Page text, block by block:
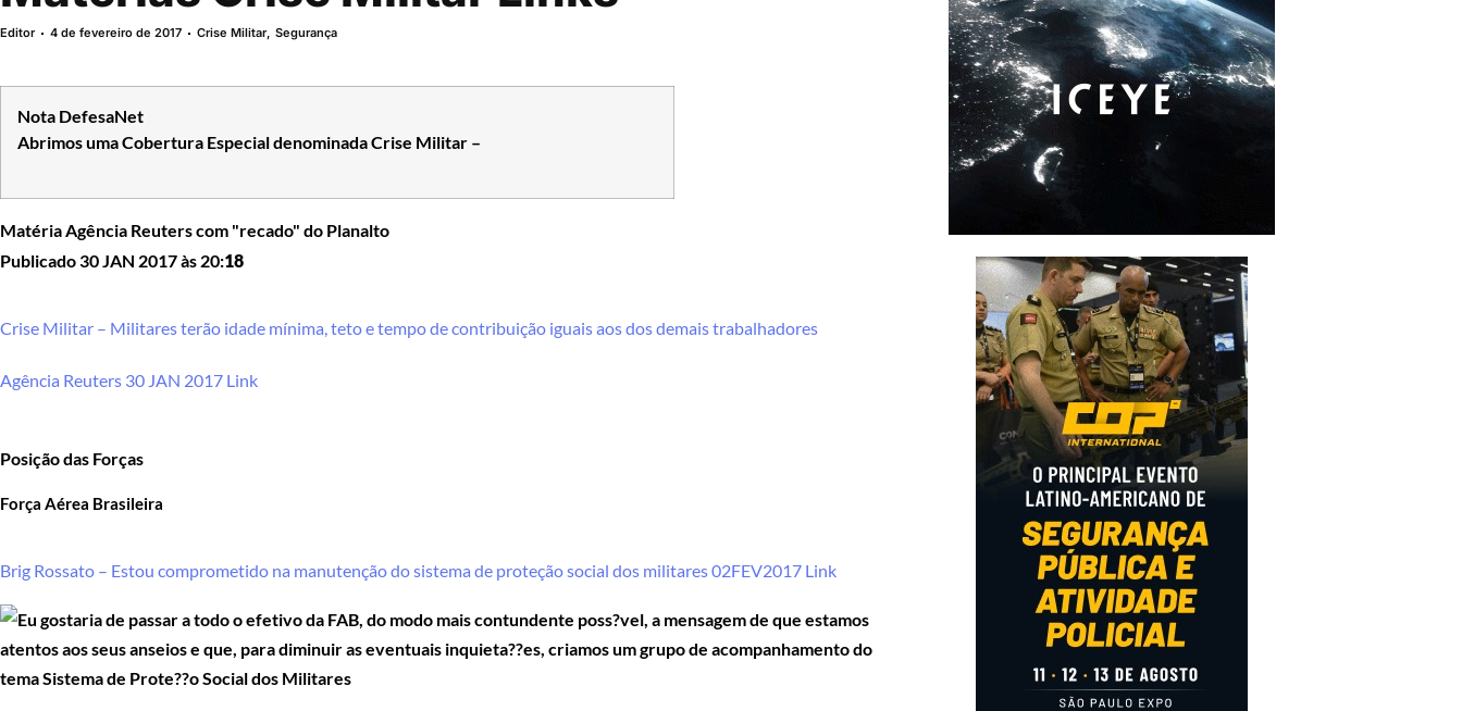
Editor 4 de fevereiro de 2017 Crise Militar,Segurança
Nota DefesaNet
Abrimos uma Cobertura Especial denominada Crise Militar –
Matéria Agência Reuters com "recado" do Planalto
Publicado 30 JAN 2017 às 20:18
Crise Militar – Militares terão idade mínima, teto e tempo de contribuição iguais aos dos demais trabalhadores
Agência Reuters 30 JAN 2017 Link
Posição das Forças
Força Aérea Brasileira
Brig Rossato – Estou comprometido na manutenção do sistema de proteção social dos militares 02FEV2017 Link